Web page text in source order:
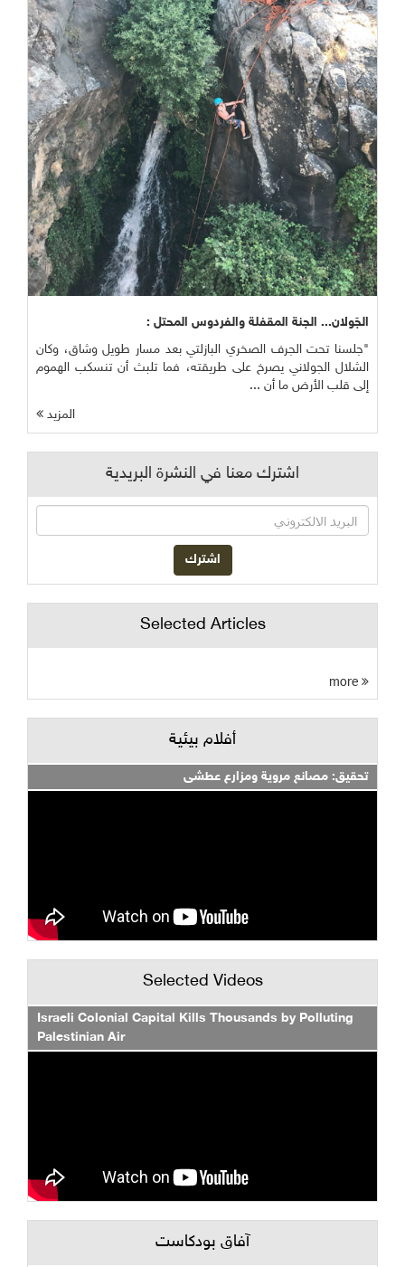
الجَولان... الجنة المقفلة والفردوس المحتل :
"جلسنا تحت الجرف الصخري البازلتي بعد مسار طويل وشاق، وكان
الشلال الجولاني يصرخ على طريقته، فما تلبث أن تنسكب الهموم
إلى قلب الأرض ما أن ...
المزيد
اشترك معنا في النشرة البريدية
Selected Articles
أفلام بيئية
تحقيق: مصانع مروية ومزارع عطشى
Selected Videos
Israeli Colonial Capital Kills Thousands by Polluting
Palestinian Air
آفاق بودكاست